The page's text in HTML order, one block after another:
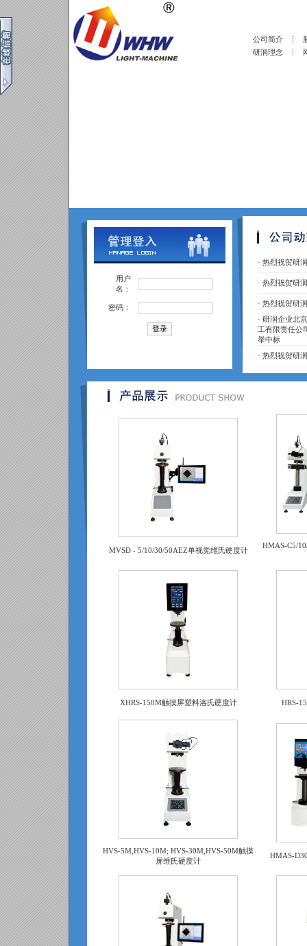
公司简介
研润理念
用户
名：
密码：
· 热烈祝贺研
· 热烈祝贺研
· 热烈祝贺研
· 研润企业北
工有限责任公
举中标
· 热烈祝贺研
MVSD - 5/10/30/50AEZ单视觉维氏硬度计
HMAS-C5/
XHRS-150M触摸屏塑料洛氏硬度计 HRS-
HVS-5M,HVS-10M; HVS-30M,HVS-50M触摸
屏维氏硬度计
HMAS-